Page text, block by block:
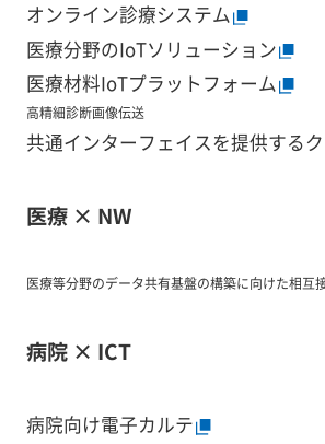
オンライン診療システム
医療分野のIoTソリューション
医療材料IoTプラットフォーム
高精細診断画像伝送
共通インターフェイスを提供する
医療 × NW
医療等分野のデータ共有基盤の構築に向けた相互
病院 × ICT
病院向け電子カルテ